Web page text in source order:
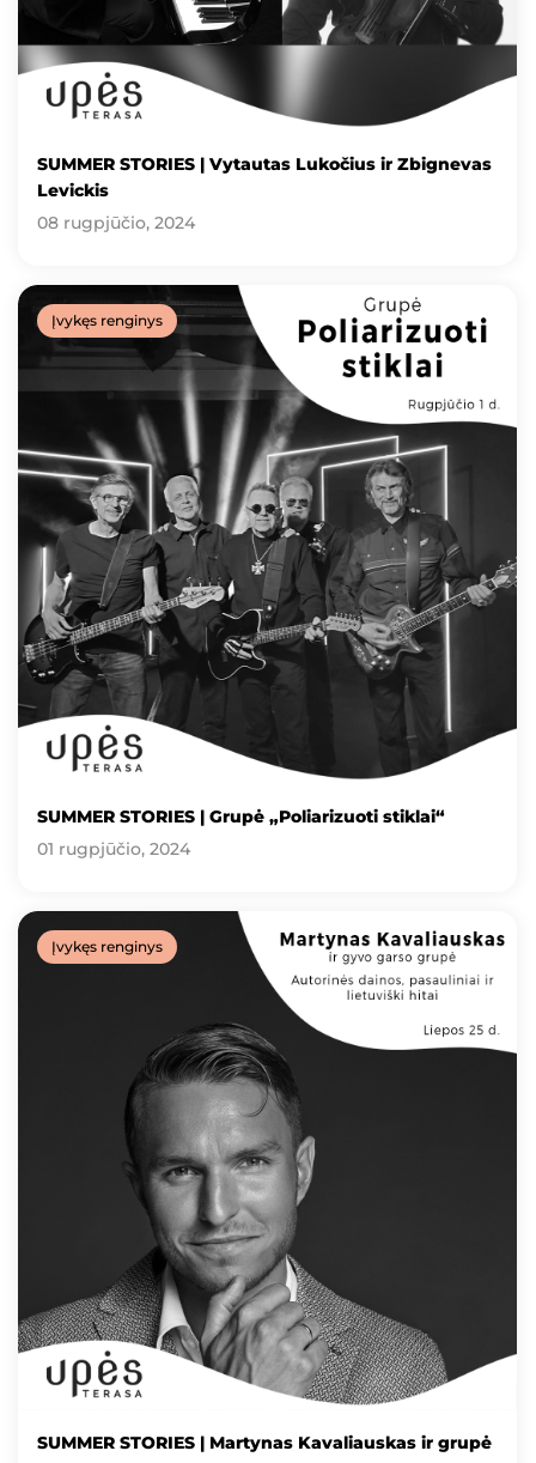
SUMMER STORIES | Vytautas Lukočius ir Zbignevas
Levickis
08 rugpjūčio, 2024
Įvykęs renginys
SUMMER STORIES | Grupė „Poliarizuoti stiklai“
01 rugpjūčio, 2024
Įvykęs renginys
SUMMER STORIES | Martynas Kavaliauskas ir grupė